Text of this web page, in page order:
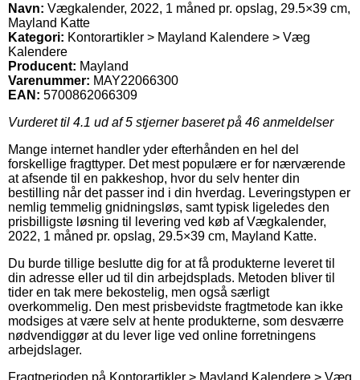
Navn: Vægkalender, 2022, 1 måned pr. opslag, 29.5×39 cm,
Mayland Katte
Kategori: Kontorartikler > Mayland Kalendere > Væg
Kalendere
Producent: Mayland
Varenummer: MAY22066300
EAN: 5700862066309
Vurderet til 4.1 ud af 5 stjerner baseret på 46 anmeldelser
Mange internet handler yder efterhånden en hel del
forskellige fragttyper. Det mest populære er for nærværende
at afsende til en pakkeshop, hvor du selv henter din
bestilling når det passer ind i din hverdag. Leveringstypen er
nemlig temmelig gnidningsløs, samt typisk ligeledes den
prisbilligste løsning til levering ved køb af Vægkalender,
2022, 1 måned pr. opslag, 29.5×39 cm, Mayland Katte.
Du burde tillige beslutte dig for at få produkterne leveret til
din adresse eller ud til din arbejdsplads. Metoden bliver til
tider en tak mere bekostelig, men også særligt
overkommelig. Den mest prisbevidste fragtmetode kan ikke
modsiges at være selv at hente produkterne, som desværre
nødvendiggør at du lever lige ved online forretningens
arbejdslager.
Fragtperioden på Kontorartikler > Mayland Kalendere > Væg